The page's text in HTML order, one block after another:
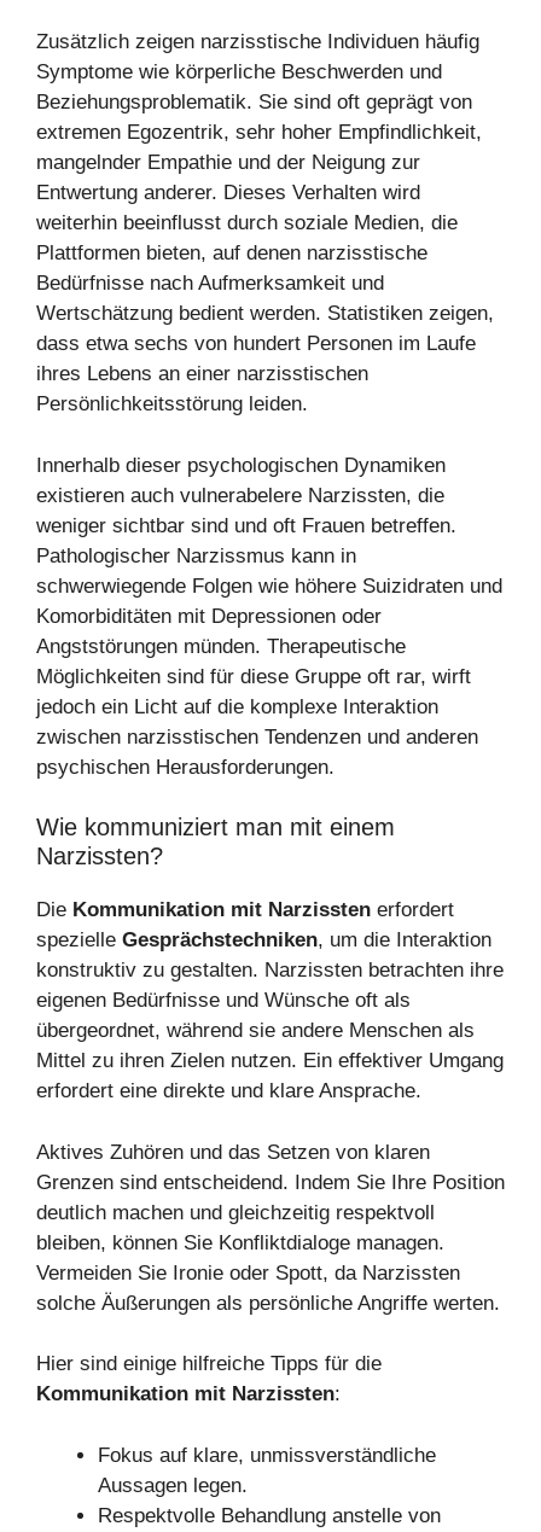
Zusätzlich zeigen narzisstische Individuen häufig
Symptome wie körperliche Beschwerden und
Beziehungsproblematik. Sie sind oft geprägt von
extremen Egozentrik, sehr hoher Empfindlichkeit,
mangelnder Empathie und der Neigung zur
Entwertung anderer. Dieses Verhalten wird
weiterhin beeinflusst durch soziale Medien, die
Plattformen bieten, auf denen narzisstische
Bedürfnisse nach Aufmerksamkeit und
Wertschätzung bedient werden. Statistiken zeigen,
dass etwa sechs von hundert Personen im Laufe
ihres Lebens an einer narzisstischen
Persönlichkeitsstörung leiden.
Innerhalb dieser psychologischen Dynamiken
existieren auch vulnerabelere Narzissten, die
weniger sichtbar sind und oft Frauen betreffen.
Pathologischer Narzissmus kann in
schwerwiegende Folgen wie höhere Suizidraten und
Komorbiditäten mit Depressionen oder
Angststörungen münden. Therapeutische
Möglichkeiten sind für diese Gruppe oft rar, wirft
jedoch ein Licht auf die komplexe Interaktion
zwischen narzisstischen Tendenzen und anderen
psychischen Herausforderungen.
Wie kommuniziert man mit einem
Narzissten?
Die Kommunikation mit Narzissten erfordert
spezielle Gesprächstechniken, um die Interaktion
konstruktiv zu gestalten. Narzissten betrachten ihre
eigenen Bedürfnisse und Wünsche oft als
übergeordnet, während sie andere Menschen als
Mittel zu ihren Zielen nutzen. Ein effektiver Umgang
erfordert eine direkte und klare Ansprache.
Aktives Zuhören und das Setzen von klaren
Grenzen sind entscheidend. Indem Sie Ihre Position
deutlich machen und gleichzeitig respektvoll
bleiben, können Sie Konfliktdialoge managen.
Vermeiden Sie Ironie oder Spott, da Narzissten
solche Äußerungen als persönliche Angriffe werten.
Hier sind einige hilfreiche Tipps für die
Kommunikation mit Narzissten:
Fokus auf klare, unmissverständliche
Aussagen legen.
Respektvolle Behandlung anstelle von